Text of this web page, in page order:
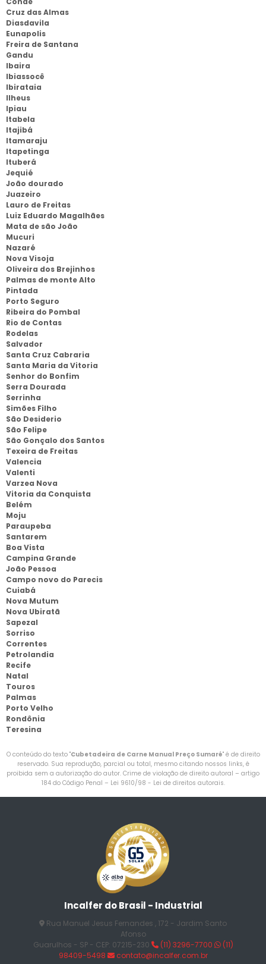
Cruz das Almas
Diasdavila
Eunapolis
Freira de Santana
Gandu
Ibaira
Ibiassocê
Ibirataia
Ilheus
Ipiau
Itabela
Itajibá
Itamaraju
Itapetinga
Ituberá
Jequié
João dourado
Juazeiro
Lauro de Freitas
Luiz Eduardo Magalhães
Mata de são João
Mucuri
Nazaré
Nova Visoja
Oliveira dos Brejinhos
Palmas de monte Alto
Pintada
Porto Seguro
Ribeira do Pombal
Rio de Contas
Rodelas
Salvador
Santa Cruz Cabraria
Santa Maria da Vitoria
Senhor do Bonfim
Serra Dourada
Serrinha
Simões Filho
São Desiderio
São Felipe
São Gonçalo dos Santos
Texeira de Freitas
Valencia
Valenti
Varzea Nova
Vitoria da Conquista
Belém
Moju
Paraupeba
Santarem
Boa Vista
Campina Grande
João Pessoa
Campo novo do Parecis
Cuiabá
Nova Mutum
Nova Ubiratã
Sapezal
Sorriso
Correntes
Petrolandia
Recife
Natal
Touros
Palmas
Porto Velho
Rondônia
Teresina
O conteúdo do texto "Cubetadeira de Carne Manual Preço Sumaré" é de direito
reservado. Sua reprodução, parcial ou total, mesmo citando nossos links, é
proibida sem a autorização do autor. Crime de violação de direito autoral – artigo
184 do Código Penal – Lei 9610/98 - Lei de direitos autorais.
Incalfer do Brasil - Industrial
Rua Manuel Jesus Fernandes , 172 - Jardim Santo
Afonso
Guarulhos - SP - CEP: 07215-230
(11) 3296-7700
(11)
98409-5498
contato@incalfer.com.br